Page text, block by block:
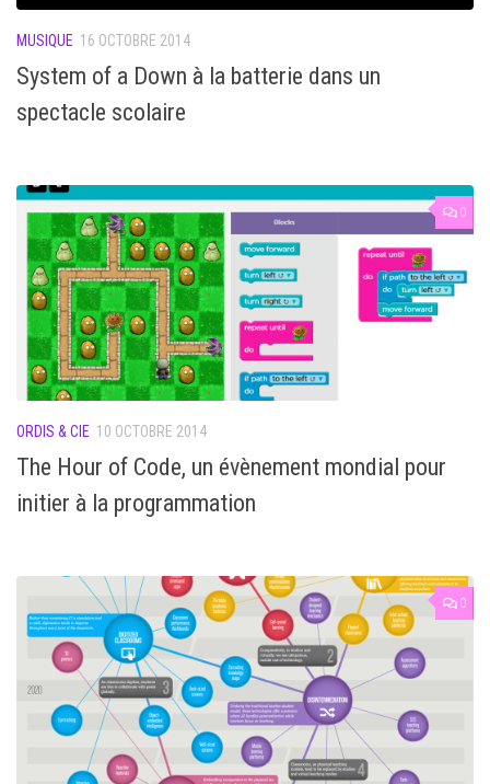
MUSIQUE 16 OCTOBRE 2014
System of a Down à la batterie dans un
spectacle scolaire
0
ORDIS & CIE 10 OCTOBRE 2014
The Hour of Code, un évènement mondial pour
initier à la programmation
0